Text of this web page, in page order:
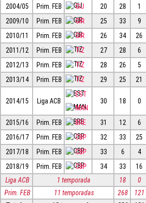
2004/05
Prim. FEB GIJ 20 28 1
2009/10
Prim. FEB GIR 25 33 9
2010/11
Prim. FEB GIR 26 34 26
2011/12
Prim. FEB TIZ 27 28 6
2012/13
Prim. FEB TIZ 28 26 5
2013/14
Prim. FEB TIZ 29 25 21
2014/15 Liga ACB
EST
MAN
30 18 0
2015/16 Prim. FEB BRE 31 12 6
2016/17
Prim. FEB CBP 32 33 25
2017/18
Prim. FEB CBP 33 6 4
2018/19
Prim. FEB CBP 34 33 16
Liga ACB
1 temporada 18 0
Prim. FEB
11 temporadas 268 121